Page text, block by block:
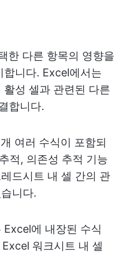
한 다른 항목의 영향을
합니다. Excel에서는
성 셀과 관련된 다른
합니다.
여러 수식이 포함되
적, 의존성 추적 기능
드시트 내 셀 간의 관
니다.
에 내장된 수식
워크시트 내 셀